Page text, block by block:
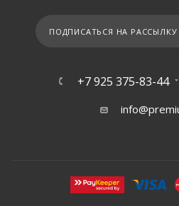
ПОДПИСАТЬСЯ НА РАССЫЛКУ
+7 925 375-83-44